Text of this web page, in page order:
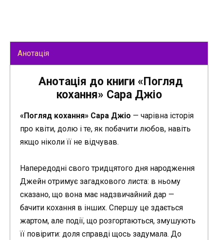
Анотація
Анотація до книги «Погляд
кохання» Сара Джіо
«Погляд кохання» Сара Джіо — чарівна історія
про квіти, долю і те, як побачити любов, навіть
якщо ніколи її не відчував.
Напередодні свого тридцятого дня народження
Джейн отримує загадкового листа: в ньому
сказано, що вона має надзвичайний дар —
бачити кохання в інших. Спершу це здається
жартом, але події, що розгортаються, змушують
її повірити: доля справді щось задумала. До